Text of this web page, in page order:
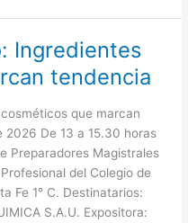
Ingredientes
tendencia
que marcan
2026 De 13 a 15.30 horas
Preparadores Magistrales
del Colegio de
Fe 1° C. Destinatarios:
S.A.U. Expositora: